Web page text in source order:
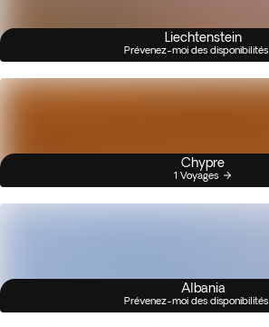
Liechtenstein
Prévenez-moi des disponibilités
Chypre
1 Voyages
Albania
Prévenez-moi des disponibilités